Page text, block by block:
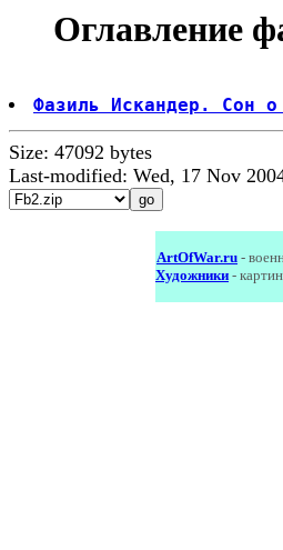
Оглавление
Фазиль Искандер. Сон
Size: 47092 bytes
Last-modified: Wed, 17 Nov
ArtOfWar.ru -
Художники -